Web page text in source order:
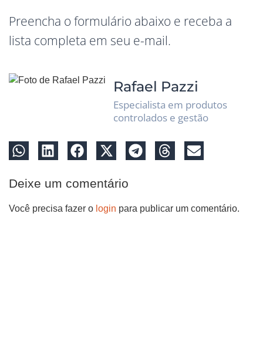
Preencha o formulário abaixo e receba a
lista completa em seu e-mail.
Rafael Pazzi
Especialista em produtos
controlados e gestão
Deixe um comentário
Você precisa fazer o login para publicar um comentário.